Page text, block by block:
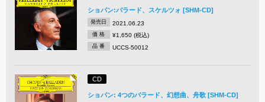
ショパン:バラード、スケルツォ [SHM-CD]
発売日 2021.06.23
価 格 ¥1,650 (税込)
品 番 UCCS-50012
CD
ショパン: 4つのバラード、幻想曲、舟歌 [SHM-CD]